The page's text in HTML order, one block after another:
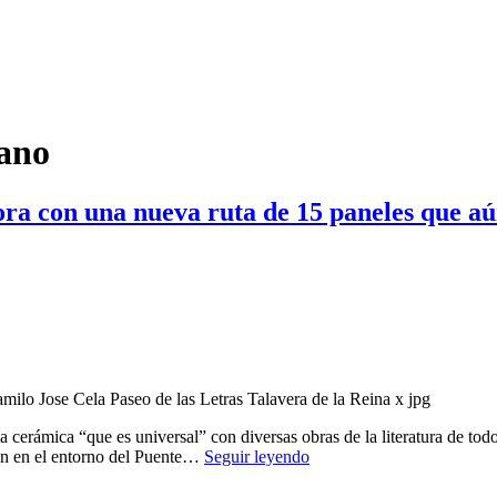
con una nueva ruta de 15 paneles que
Jose Cela Paseo de las Letras Talavera de la Reina x jpg
“que es universal” con diversas obras de la literatura de
en el entorno del Puente… Seguir leyendoLa